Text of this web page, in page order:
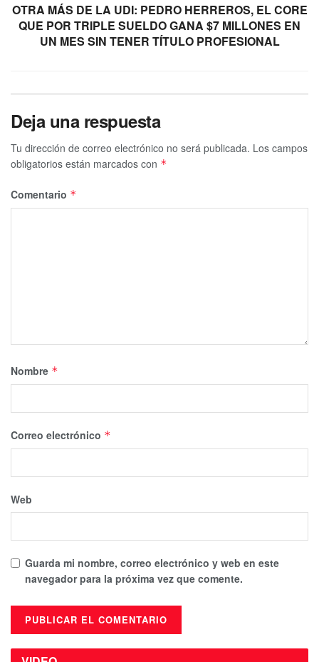
OTRA MÁS DE LA UDI: PEDRO HERREROS, EL CORE
QUE POR TRIPLE SUELDO GANA $7 MILLONES EN
UN MES SIN TENER TÍTULO PROFESIONAL
Deja una respuesta
Tu dirección de correo electrónico no será publicada. Los campos
obligatorios están marcados con *
Comentario *
Nombre *
Correo electrónico *
Web
Guarda mi nombre, correo electrónico y web en este
navegador para la próxima vez que comente.